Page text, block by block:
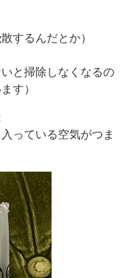
するんだとか）
と掃除しなくなるの
す）
っている空気がつま